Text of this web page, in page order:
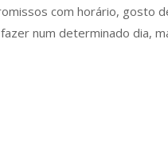
com horário, gosto
num determinado dia,